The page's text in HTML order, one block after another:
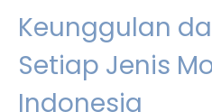
Keunggulan
Setiap Jenis
Indonesia